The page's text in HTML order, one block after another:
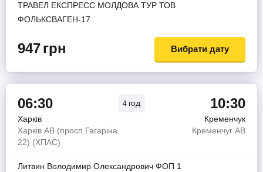
ТРАВЕЛ ЕКСПРЕСС МОЛДОВА ТУР ТОВ
ФОЛЬКСВАГЕН-17
947грн Вибрати дату
06:30 4 год 10:30
Харків
Кременчук
Харків АВ (просп.Гагаріна,
22) (ХПАС)
Кременчуг АВ
Литвин Володимир Олександрович ФОП 1